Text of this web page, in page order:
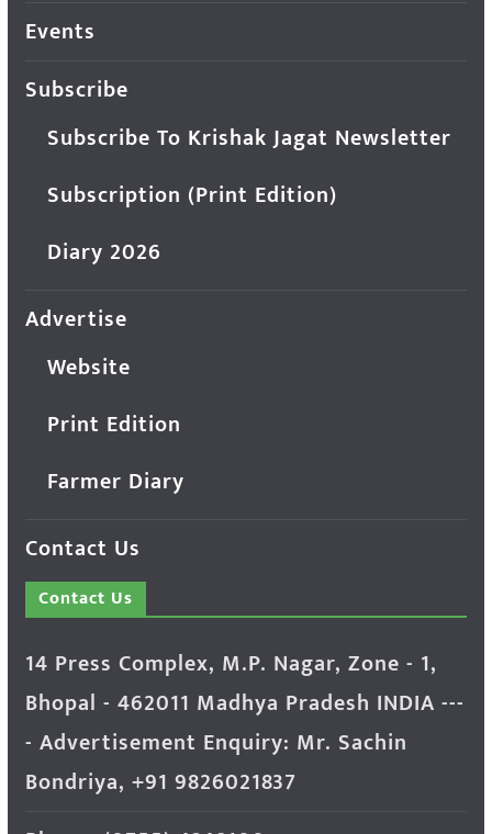
Events
Subscribe
Subscribe To Krishak Jagat Newsletter
Subscription (Print Edition)
Diary 2026
Advertise
Website
Print Edition
Farmer Diary
Contact Us
Contact Us
14 Press Complex, M.P. Nagar, Zone - 1,
Bhopal - 462011 Madhya Pradesh INDIA ---
- Advertisement Enquiry: Mr. Sachin
Bondriya, +91 9826021837